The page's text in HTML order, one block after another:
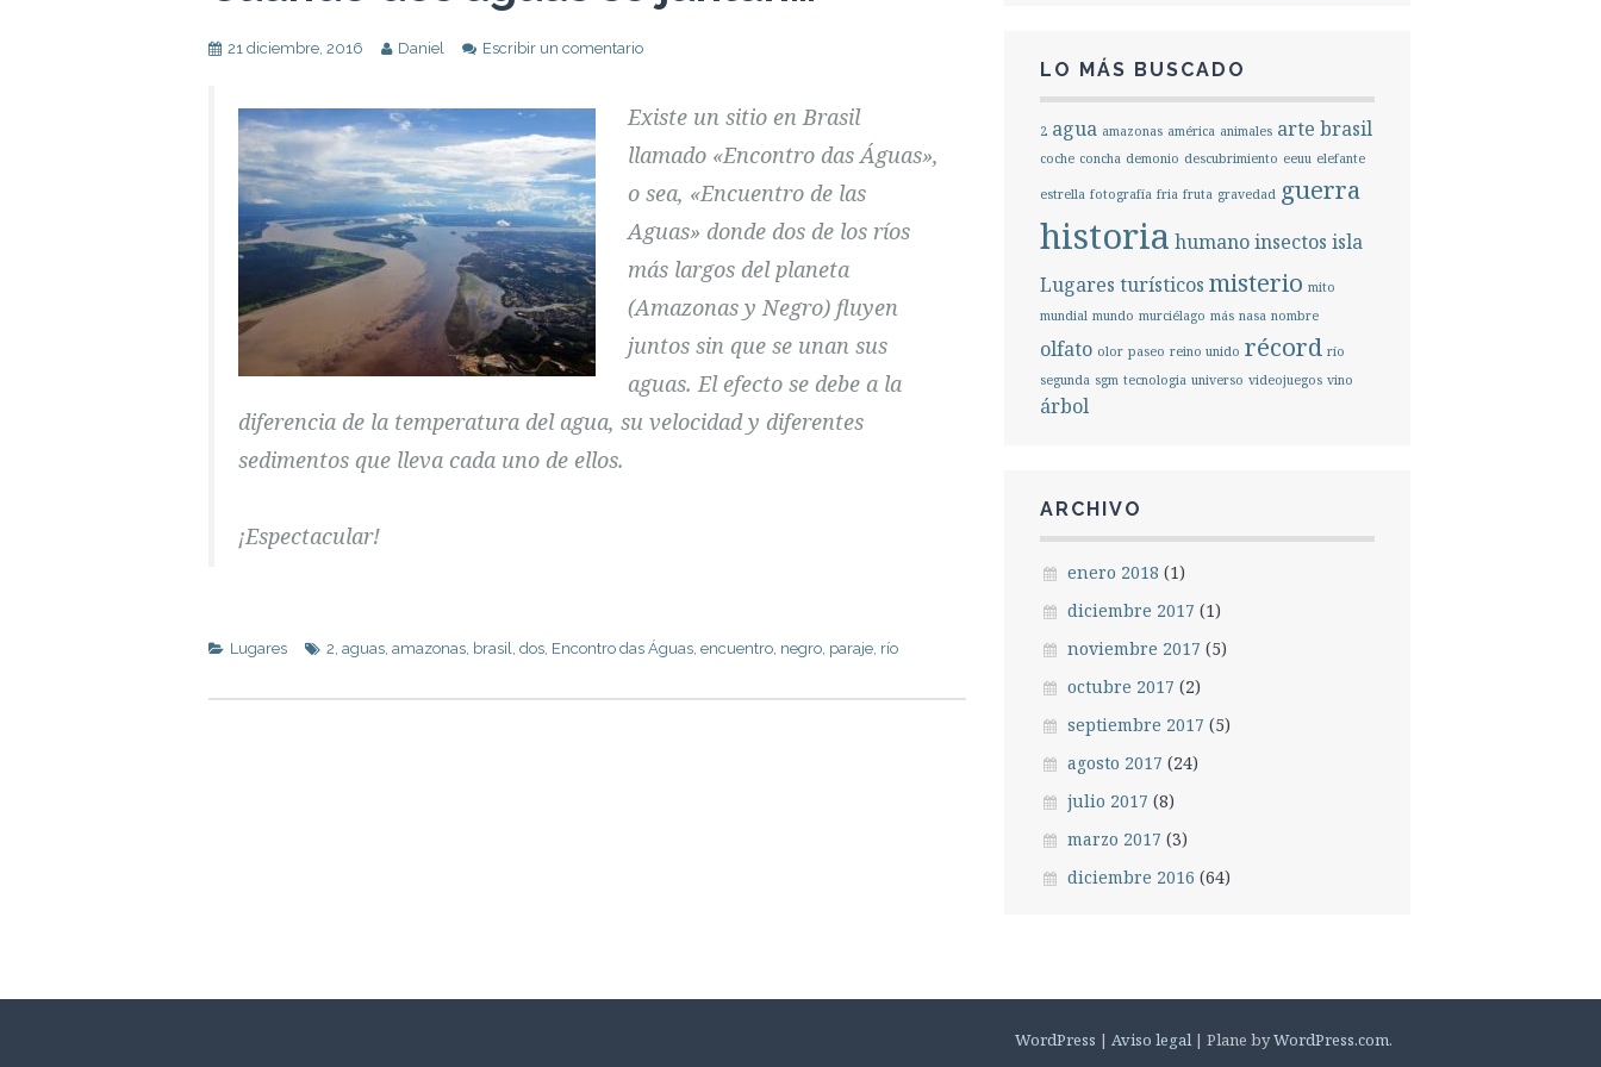
21 diciembre, 2016 Daniel Escribir un comentario
Existe un sitio en Brasil
llamado «Encontro das Águas»,
o sea, «Encuentro de las
Aguas» donde dos de los ríos
más largos del planeta
(Amazonas y Negro) fluyen
juntos sin que se unan sus
aguas. El efecto se debe a la
diferencia de la temperatura del agua, su velocidad y diferentes
sedimentos que lleva cada uno de ellos.
¡Espectacular!
Lugares 2, aguas, amazonas, brasil, dos, Encontro das Águas, encuentro, negro, paraje, río
LO MÁS BUSCADO
2 agua amazonas américa animales arte brasil
coche concha demonio descubrimiento eeuu elefante
estrella fotografía fria fruta gravedad guerra
historia humanoinsectos isla
Lugares turísticos misterio mito
mundial mundo murciélago más nasa nombre
olfato olor paseo reino unido récord río
segunda sgm tecnologia universo videojuegos vino
árbol
ARCHIVO
enero 2018 (1)
diciembre 2017 (1)
noviembre 2017 (5)
octubre 2017 (2)
septiembre 2017 (5)
agosto 2017 (24)
julio 2017 (8)
marzo 2017 (3)
diciembre 2016 (64)
WordPress | Aviso legal| Plane byWordPress.com.